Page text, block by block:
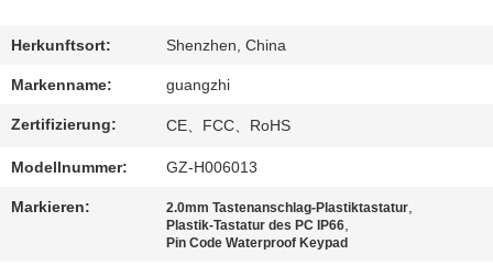
TRETEN
SIE
MIT
UNS
VERBINDUNG
Herkunftsort: Shenzhen, China
Markenname: guangzhi
Zertifizierung: CE、FCC、RoHS
Modellnummer: GZ-H006013
Markieren: 2.0mm Tastenanschlag-Plastiktastatur,
Plastik-Tastatur des PC IP66,
Pin Code Waterproof Keypad